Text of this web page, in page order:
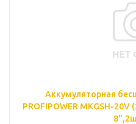
Аккумуляторная
PROFIPOWER MKGSH-